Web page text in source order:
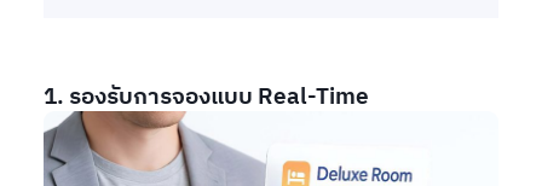
1. รองรับการจองแบบ Real-Time